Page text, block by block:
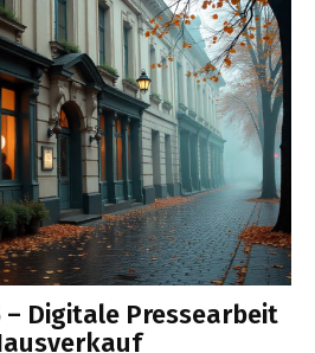
– Digitale Pressearbeit